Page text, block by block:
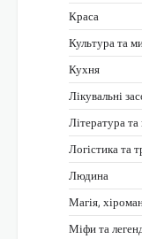
Краса
Культура та
Кухня
Лікувальні
Література
Логістика та
Людина
Магія,
Міфи та